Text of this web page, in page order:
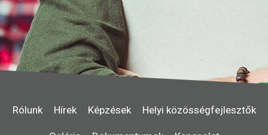
Rólunk Hírek Képzések Helyi közösségfejlesztők